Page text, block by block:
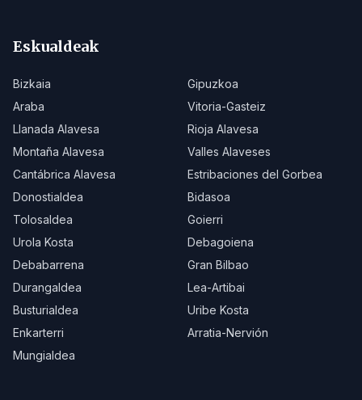
Eskualdeak
Bizkaia
Gipuzkoa
Araba
Vitoria-Gasteiz
Llanada Alavesa
Rioja Alavesa
Montaña Alavesa
Valles Alaveses
Cantábrica Alavesa
Estribaciones del Gorbea
Donostialdea
Bidasoa
Tolosaldea
Goierri
Urola Kosta
Debagoiena
Debabarrena
Gran Bilbao
Durangaldea
Lea-Artibai
Busturialdea
Uribe Kosta
Enkarterri
Arratia-Nervión
Mungialdea